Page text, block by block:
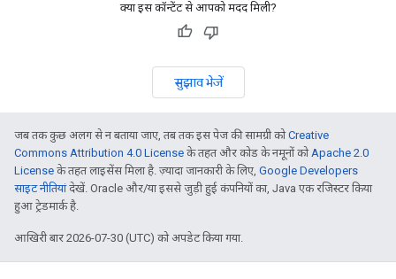
क्या इस कॉन्टेंट से आपको मदद मिली?
सुझाव भेजें
जब तक कुछ अलग से न बताया जाए, तब तक इस पेज की सामग्री कोCreative
Commons Attribution 4.0 License के तहत और कोड के नमूनों कोApache 2.0
License के तहत लाइसेंस मिला है. ज़्यादा जानकारी के लिए, Google Developers
साइट नीतियांदेखें. Oracle और/या इससे जुड़ी हुई कंपनियों का, Java एक रजिस्टर किया
हुआ ट्रेडमार्क है.
आखिरी बार 2026-07-30 (UTC) को अपडेट किया गया.